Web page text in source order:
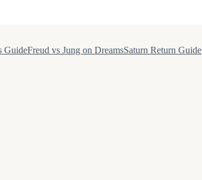
GuideFreud vs Jung on DreamsSaturn Return Guide